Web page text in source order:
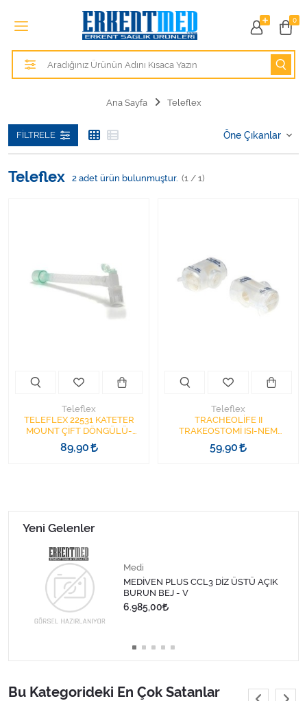
0
Tüm Kategoriler
Alezler
Hasta Bakım Ürünleri
Kişisel Bakım ve Sağlık
Kişisel Bakım ve Sağlık
Ortopedi Ürünleri
Ortopedi Ürünleri
Sarf Malzemeleri
Sarf Malzemeleri
Tıbbi Tekstil Ürünleri
Varis Çorapları
Ana Sayfa Teleflex
FILTRELE
Teleflex 2 adet ürün bulunmuştur. (1 / 1)
Teleflex
TELEFLEX 22531 KATETER
MOUNT ÇİFT DÖNGÜLÜ-
STERİL
89,90
Teleflex
TRACHEOLİFE II
TRAKEOSTOMİ ISI-NEM
TUTUCU FİLTRE 41311U
TELEFLEX
59,90
Yeni Gelenler
Medi
MEDİVEN PLUS CCL3 DİZ ÜSTÜ AÇIK
BURUN BEJ - V
6.985,00
Bu Kategorideki En Çok Satanlar